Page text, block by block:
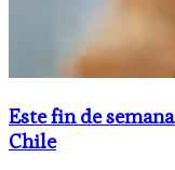
Este fin de
Chile